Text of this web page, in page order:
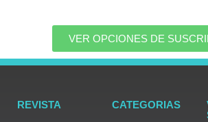
VER OPCIONES DE
REVISTA CATEGORIAS